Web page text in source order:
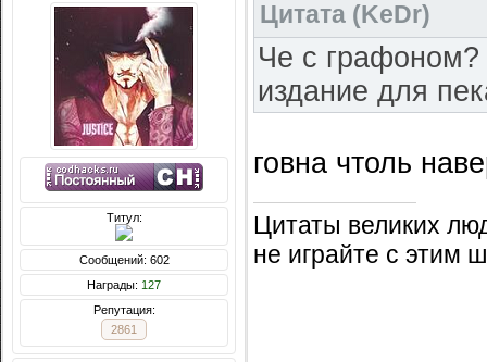
Титул:
Сообщений: 602
Награды: 127
Репутация:
2861
Цитата (KeDr)
Че с графоном?
издание для
говна чтоль
Цитаты великих
не играйте с этим